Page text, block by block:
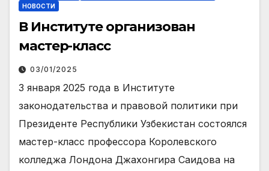
НОВОСТИ
В Институте организован
мастер-класс
03/01/2025
3 января 2025 года в Институте
законодательства и правовой политики при
Президенте Республики Узбекистан состоялся
мастер-класс профессора Королевского
колледжа Лондона Джахонгира Саидова на